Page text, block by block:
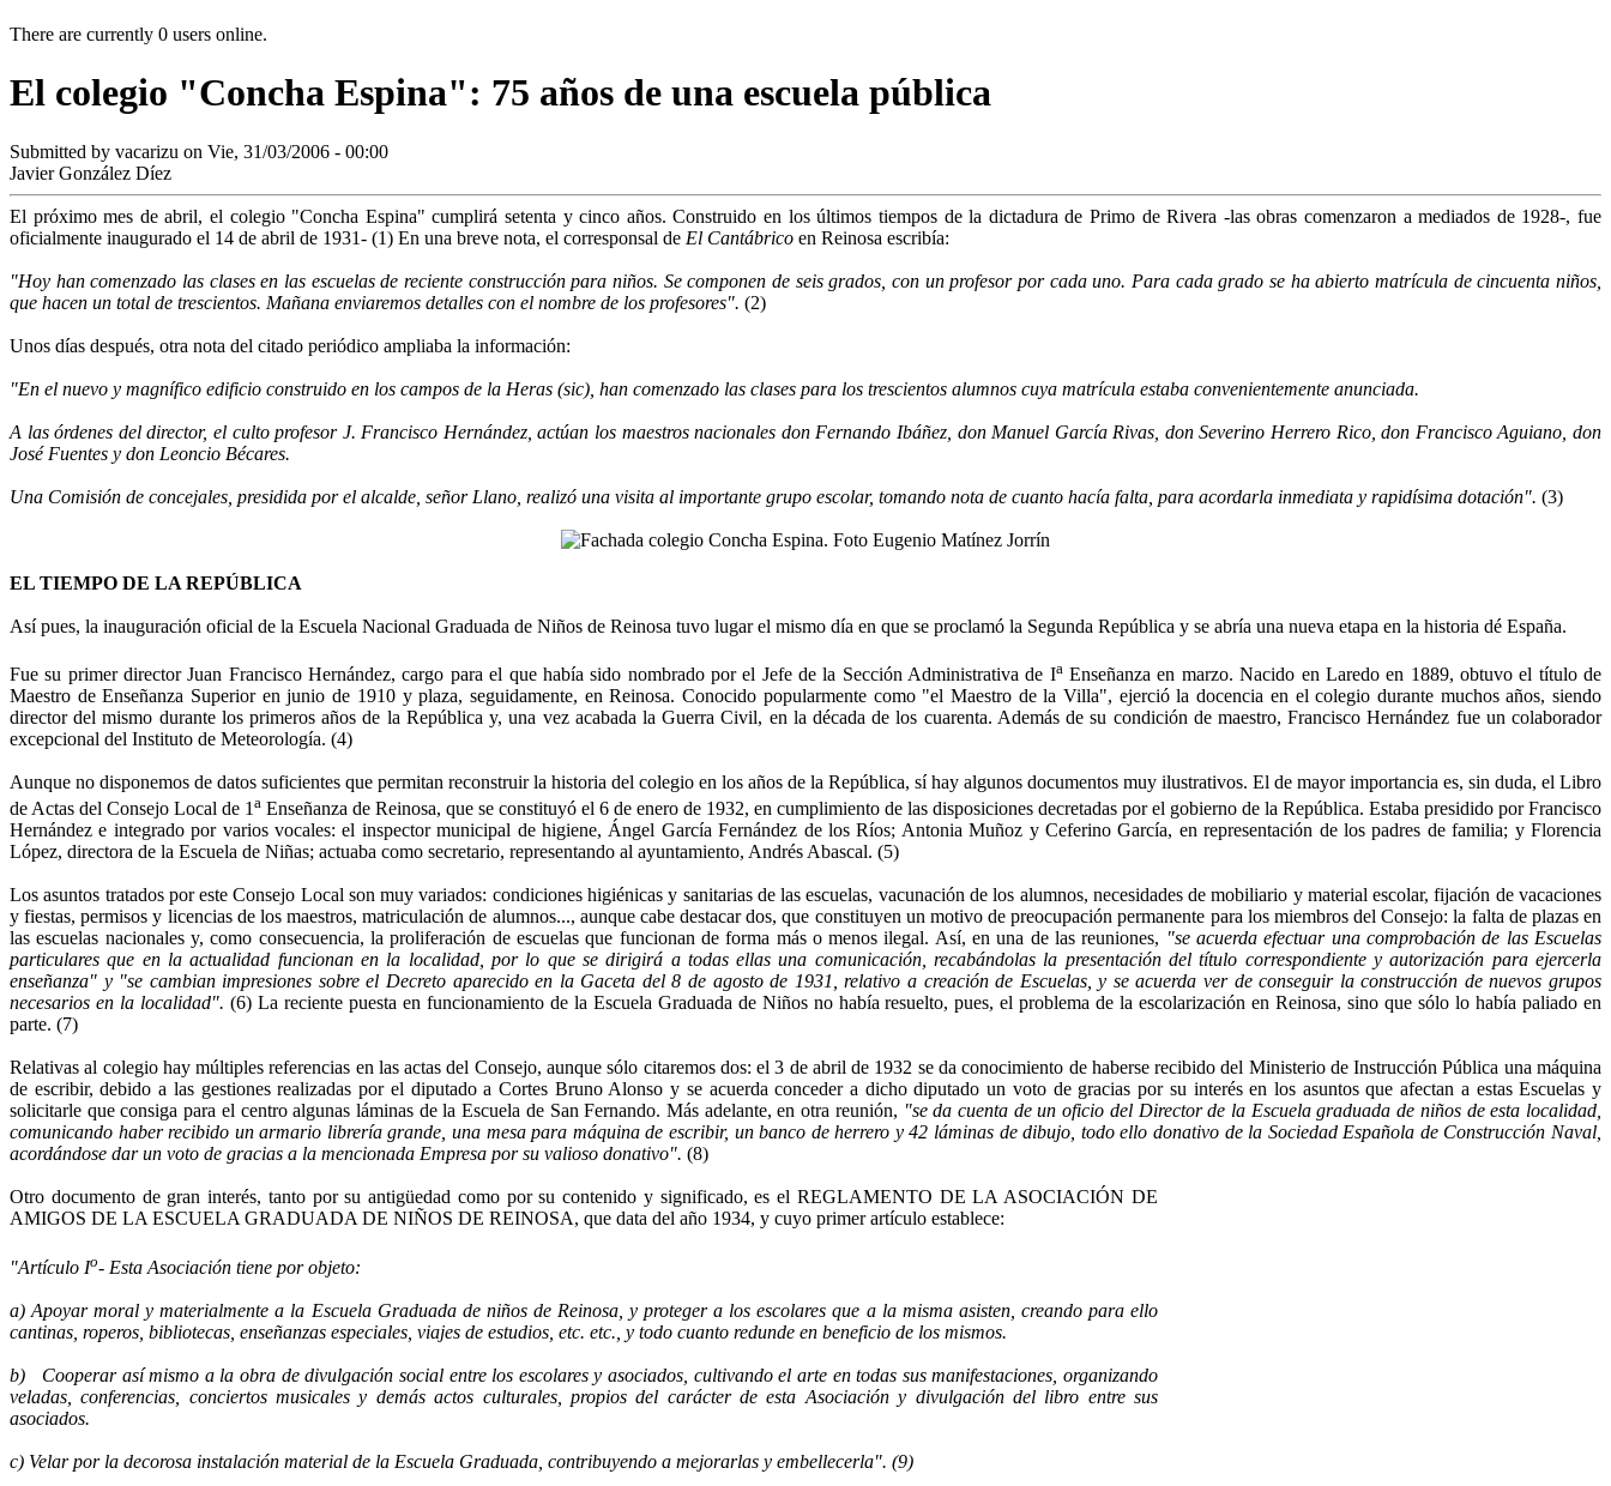
There are currently 0 users online.
El colegio "Concha Espina": 75 años de una escuela pública
Submitted by vacarizu on Vie, 31/03/2006 - 00:00
Javier González Díez
El próximo mes de abril, el colegio "Concha Espina" cumplirá setenta y cinco años. Construido en los úl­timos tiempos de la dictadura de Primo de Rivera -las obras comenzaron a mediados de 1928-, fue
oficialmente inaugurado el 14 de abril de 1931- (1) En una breve nota, el co­rresponsal de El Cantábrico en Reinosa escribía:
"Hoy han comenzado las clases en las escuelas de reciente construcción para niños. Se componen de seis grados, con un profesor por cada uno. Para cada grado se ha abierto matrícula de cincuenta niños,
que hacen un total de trescientos. Mañana enviaremos detalles con el nombre de los profesores". (2)
Unos días después, otra nota del citado periódico ampliaba la información:
"En el nuevo y magnífico edificio construido en los campos de la Heras (sic), han comenzado las clases para los trescientos alumnos cuya matrícula estaba convenientemente anunciada.
A las órdenes del director, el culto profesor J. Francisco Her­nández, actúan los maestros nacionales don Fernando Ibáñez, don Manuel García Rivas, don Severino Herrero Rico, don Fran­cisco Aguiano, don
José Fuentes y don Leoncio Bécares.
Una Comisión de concejales, presidida por el alcalde, señor Llano, realizó una visita al importante grupo escolar, tomando nota de cuanto hacía falta, para acordarla inmediata y rapidí­sima dotación". (3)
EL TIEMPO DE LA REPÚBLICA
Así pues, la inauguración oficial de la Escuela Nacio­nal Graduada de Niños de Reinosa tuvo lugar el mis­mo día en que se proclamó la Segunda República y se abría una nueva etapa en la historia dé España.
Fue su primer director Juan Francisco Hernández, cargo para el que había sido nombrado por el Jefe de la Sección Admi­nistrativa de IaEnseñanza en marzo. Nacido en Laredo en 1889, obtuvo el título de
Maestro de Enseñanza Superior en junio de 1910 y plaza, seguidamente, en Reinosa. Conocido popular­mente como "el Maestro de la Villa", ejerció la docencia en el co­legio durante muchos años, siendo
director del mismo durante los primeros años de la República y, una vez acabada la Guerra Civil, en la década de los cuarenta. Además de su condición de maestro, Francisco Hernández fue un colaborador
excepcional del Instituto de Meteorología. (4)
Aunque no disponemos de datos suficientes que permitan reconstruir la historia del colegio en los años de la República, sí hay algunos documentos muy ilustrativos. El de mayor impor­tancia es, sin duda, el Libro
de Actas del Consejo Local de 1 a En­señanza de Reinosa, que se constituyó el 6 de enero de 1932, en cumplimiento de las disposiciones decretadas por el gobier­no de la República. Estaba presidido por Francisco
Hernández e integrado por varios vocales: el inspector municipal de higie­ne, Ángel García Fernández de los Ríos; Antonia Muñoz y Ceferino García, en representación de los padres de familia; y Flo­rencia
López, directora de la Escuela de Niñas; actuaba como se­cretario, representando al ayuntamiento, Andrés Abascal. (5)
Los asuntos tratados por este Consejo Local son muy varia­dos: condiciones higiénicas y sanitarias de las escuelas, vacuna­ción de los alumnos, necesidades de mobiliario y material esco­lar, fijación de vacaciones
y fiestas, permisos y licencias de los maestros, matriculación de alumnos..., aunque cabe destacar dos, que constituyen un motivo de preocupación permanente para los miembros del Consejo: la falta de plazas en
las escuelas nacionales y, como consecuencia, la proliferación de escuelas que funcionan de forma más o menos ilegal. Así, en una de las reuniones, "se acuerda efectuar una comprobación de las Es­cuelas
particulares que en la actualidad funcionan en la locali­dad, por lo que se dirigirá a todas ellas una comunicación, re­cabándolas la presentación del título correspondiente y autori­zación para ejercerla
enseñanza" y "se cambian impresiones sobre el Decreto aparecido en la Gaceta del 8 de agosto de 1931, relativo a creación de Escuelas, y se acuerda ver de conseguir la construcción de nuevos grupos
necesarios en la localidad". (6) La reciente puesta en funcionamiento de la Escuela Graduada de Niños no había resuelto, pues, el problema de la escolarización en Reinosa, sino que sólo lo había paliado en
parte. (7)
Relativas al colegio hay múltiples referencias en las actas del Consejo, aunque sólo citaremos dos: el 3 de abril de 1932 se da conocimiento de haberse recibido del Ministerio de Instrucción Pública una máquina
de escribir, debido a las gestiones realiza­das por el diputado a Cortes Bruno Alonso y se acuerda conce­der a dicho diputado un voto de gracias por su interés en los asuntos que afectan a estas Escuelas y
solicitarle que consiga pa­ra el centro algunas láminas de la Escuela de San Fernando. Más adelante, en otra reunión, "se da cuenta de un oficio del Direc­tor de la Escuela graduada de niños de esta localidad,
comuni­cando haber recibido un armario librería grande, una mesa pa­ra máquina de escribir, un banco de herrero y 42 láminas de di­bujo, todo ello donativo de la Sociedad Española de Construc­ción Naval,
acordándose dar un voto de gracias a la menciona­da Empresa por su valioso donativo". (8)
Otro documento de gran interés, tanto por su antigüedad co­mo por su contenido y significado, es el REGLAMENTO DE LA ASOCIACIÓN DE
AMIGOS DE LA ESCUELA GRADUADA DE NIÑOS DE REINOSA, que data del año 1934, y cuyo primer artí­culo establece:
"Artículo Io- Esta Asociación tiene por objeto:
a)Apoyar moral y materialmente a la Escuela Graduada de niños de Reinosa, y proteger a los escolares que a la misma asis­ten, creando para ello
cantinas, roperos, bibliotecas, enseñan­zas especiales, viajes de estudios, etc. etc., y todo cuanto redun­de en beneficio de los mismos.
b)
Cooperar así mismo a la obra de divulgación social entre los escolares y asociados, cultivando el arte en todas sus mani­festaciones, organizando
veladas, conferencias, conciertos mu­sicales y demás actos culturales, propios del carácter de esta Aso­ciación y divulgación del libro entre sus
asociados.
c) Velar por la decorosa instalación material de la Escuela Graduada, contribuyendo a mejorarlas y embellecerla". (9)